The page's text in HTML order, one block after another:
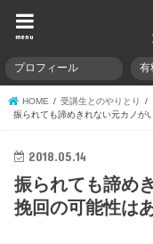
menu
プロフィール 有
HOME
受講生とのやりとり
振られても諦めきれない元カノが
2018.05.14
振られても諦め
挽回の可能性は